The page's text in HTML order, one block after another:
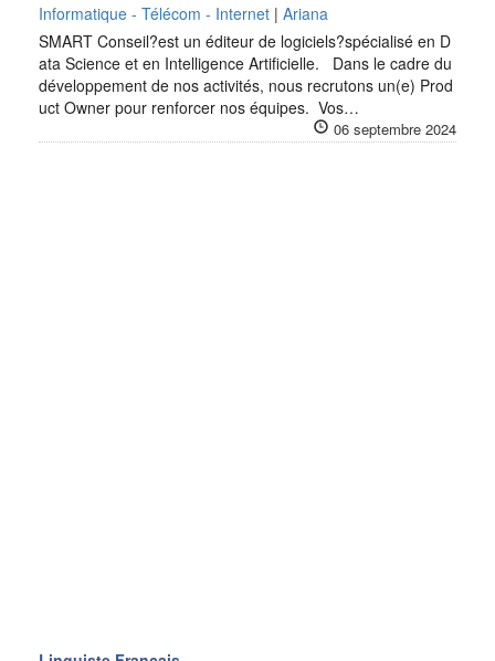
Informatique - Télécom - Internet | Ariana
SMART Conseil?est un éditeur de logiciels?spécialisé en D
ata Science et en Intelligence Artificielle. Dans le cadre du
développement de nos activités, nous recrutons un(e) Prod
uct Owner pour renforcer nos équipes. Vos…
06 septembre 2024